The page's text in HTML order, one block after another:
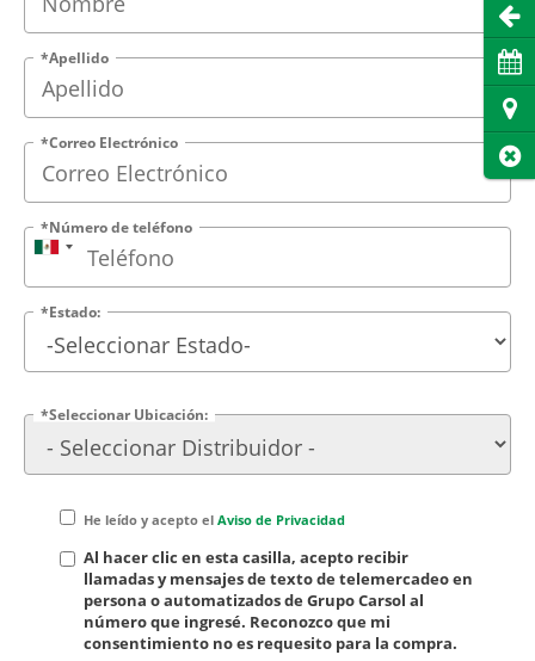
*Apellido
*Correo Electrónico
*Número de teléfono
*Estado:
*Seleccionar Ubicación:
He leído y acepto el Aviso de Privacidad
Al hacer clic en esta casilla, acepto recibir
llamadas y mensajes de texto de telemercadeo en
persona o automatizados de Grupo Carsol al
número que ingresé. Reconozco que mi
consentimiento no es requesito para la compra.